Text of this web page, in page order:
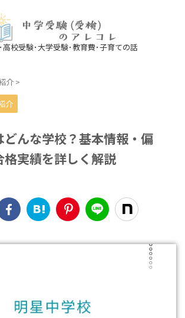
高校受験･大学受験･教育費･子育ての話
介 >
介
どんな学校？基本情報・偏
実績を詳しく解説